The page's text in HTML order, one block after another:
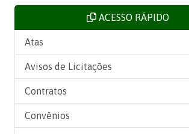
ACESSO RÁPIDO
Atas
Avisos de Licitações
Contratos
Convênios